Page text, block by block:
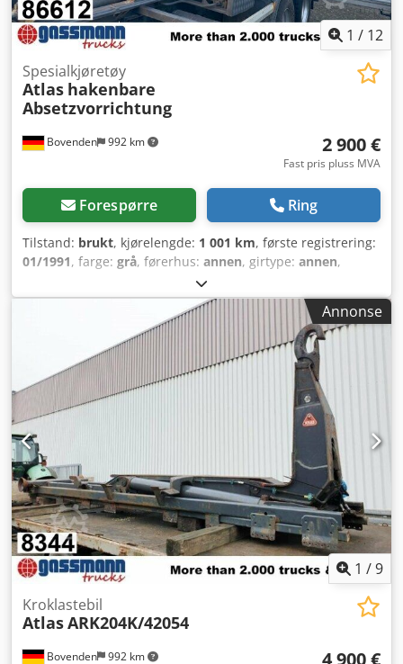
1 / 12
Bovenden 992 km
Spesialkjøretøy
Atlas hakenbare
Absetzvorrichtung
2 900 €
Fast pris pluss MVA
Forespørre Ring
Tilstand: brukt, kjørelengde: 1 001 km, første registrering:
01/1991, farge: grå, førerhus: annen, girtype: annen,
Annonse
1 /9
Bovenden 992 km
Kroklastebil
AtlasARK204K/42054
4 900 €